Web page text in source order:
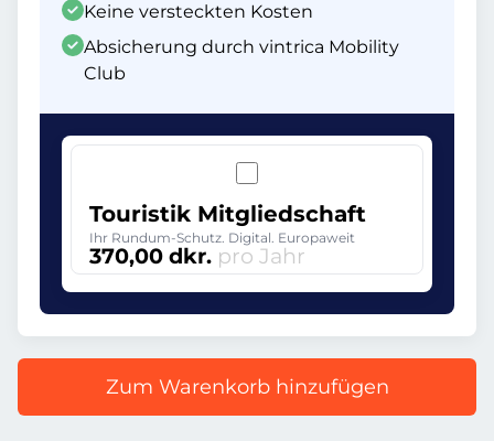
Keine versteckten Kosten
Absicherung durch vintrica Mobility
Club
Touristik Mitgliedschaft
Ihr Rundum-Schutz. Digital. Europaweit
370,00 dkr. pro Jahr
Zum Warenkorb hinzufügen